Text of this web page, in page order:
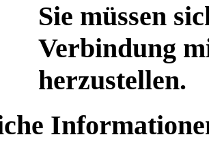
Sie müssen
Verbindung
herzustellen.